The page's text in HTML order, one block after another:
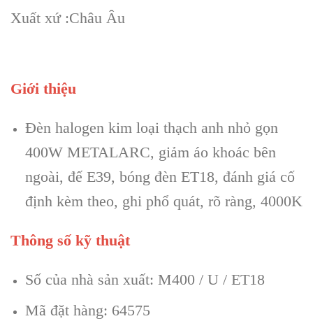
Xuất xứ :Châu Âu
Giới thiệu
Đèn halogen kim loại thạch anh nhỏ gọn
400W METALARC, giảm áo khoác bên
ngoài, đế E39, bóng đèn ET18, đánh giá cố
định kèm theo, ghi phổ quát, rõ ràng, 4000K
Thông số kỹ thuật
Số của nhà sản xuất: M400 / U / ET18
Mã đặt hàng: 64575